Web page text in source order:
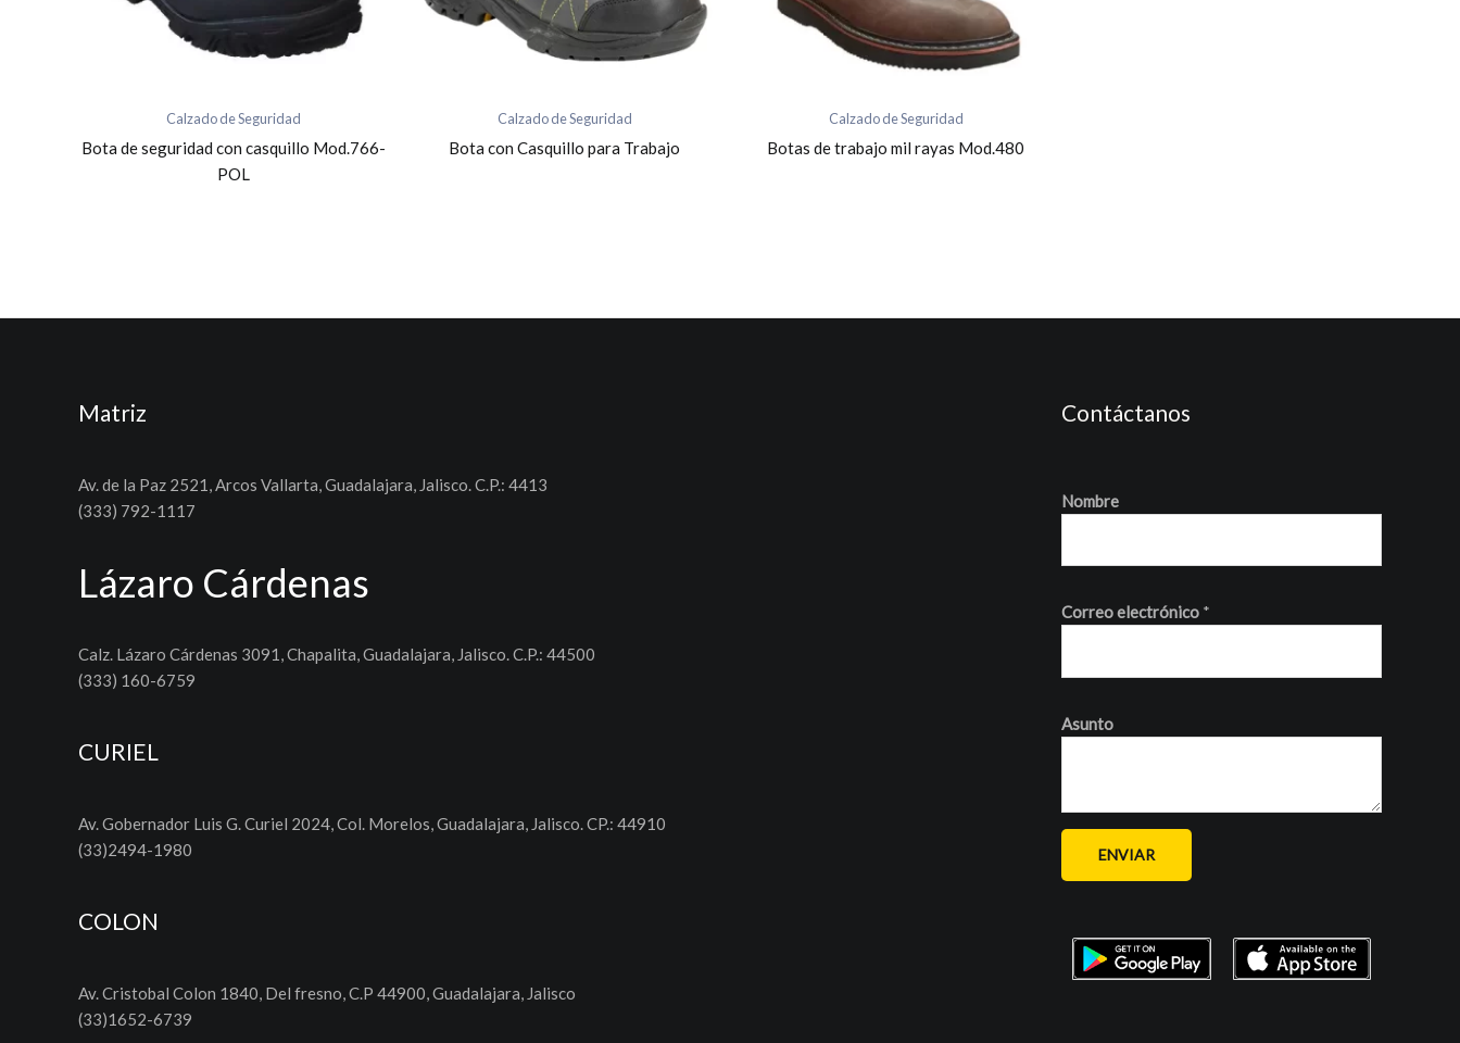
Calzado de Seguridad
Bota de seguridad con casquillo Mod.766-
POL
Calzado de Seguridad
Bota con Casquillo para Trabajo
Calzado de Seguridad
Botas de trabajo mil rayas Mod.480
Matriz
Av. de la Paz 2521, Arcos Vallarta, Guadalajara, Jalisco. C.P.: 4413
(333) 792-1117
Lázaro Cárdenas
Calz. Lázaro Cárdenas 3091, Chapalita, Guadalajara, Jalisco. C.P.: 44500
(333) 160-6759
CURIEL
Av. Gobernador Luis G. Curiel 2024, Col. Morelos, Guadalajara, Jalisco. CP.: 44910
(33)2494-1980
COLON
Av. Cristobal Colon 1840, Del fresno, C.P 44900, Guadalajara, Jalisco
(33)1652-6739
Contáctanos
Nombre
Correo electrónico *
Asunto
ENVIAR